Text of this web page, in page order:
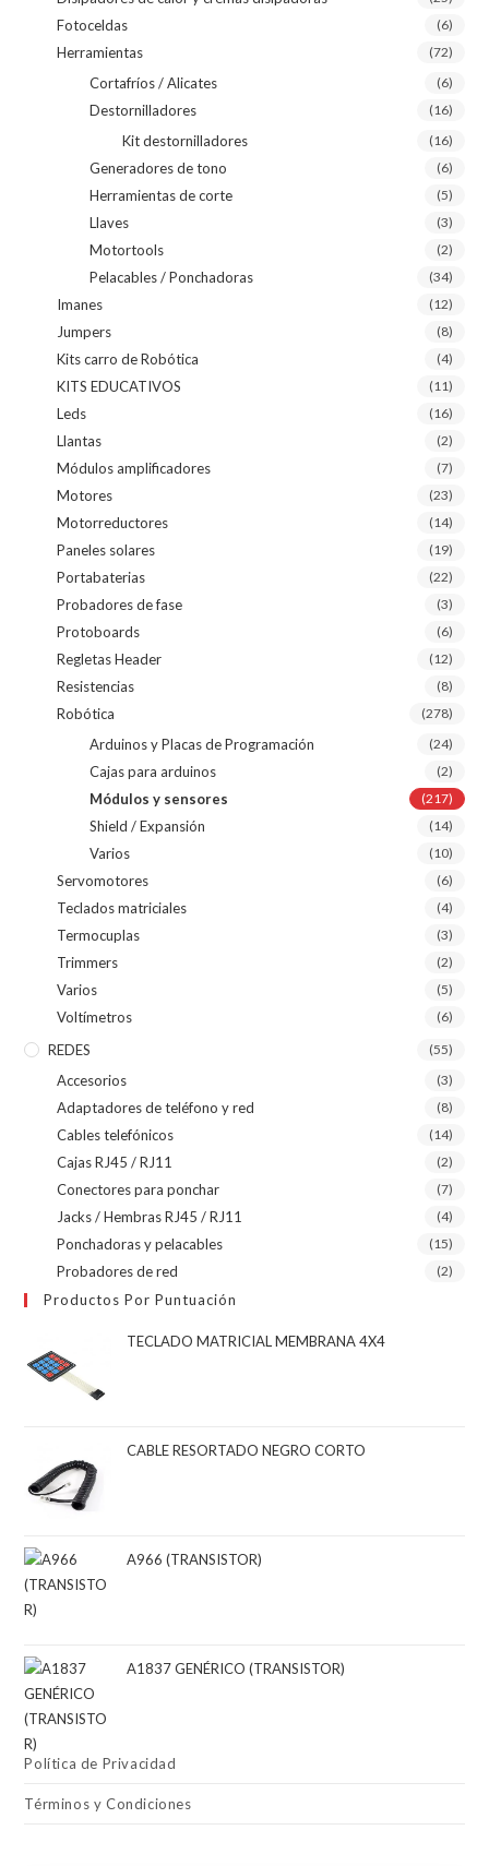
Fotoceldas (6)
Herramientas (72)
Cortafríos / Alicates (6)
Destornilladores (16)
Kit destornilladores (16)
Generadores de tono (6)
Herramientas de corte (5)
Llaves (3)
Motortools (2)
Pelacables / Ponchadoras (34)
Imanes (12)
Jumpers (8)
Kits carro de Robótica (4)
KITS EDUCATIVOS (11)
Leds (16)
Llantas (2)
Módulos amplificadores (7)
Motores (23)
Motorreductores (14)
Paneles solares (19)
Portabaterias (22)
Probadores de fase (3)
Protoboards (6)
Regletas Header (12)
Resistencias (8)
Robótica (278)
Arduinos y Placas de Programación (24)
Cajas para arduinos (2)
Módulos y sensores (217)
Shield / Expansión (14)
Varios (10)
Servomotores (6)
Teclados matriciales (4)
Termocuplas (3)
Trimmers (2)
Varios (5)
Voltímetros (6)
REDES (55)
Accesorios (3)
Adaptadores de teléfono y red (8)
Cables telefónicos (14)
Cajas RJ45 / RJ11 (2)
Conectores para ponchar (7)
Jacks / Hembras RJ45 / RJ11 (4)
Ponchadoras y pelacables (15)
Probadores de red (2)
Productos Por Puntuación
TECLADO MATRICIAL MEMBRANA 4X4
CABLE RESORTADO NEGRO CORTO
A966 (TRANSISTOR)
A1837 GENÉRICO (TRANSISTOR)
Política de Privacidad
Términos y Condiciones